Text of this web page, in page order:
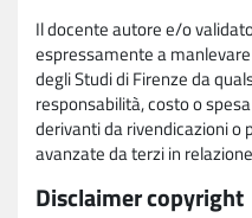
Il docente autore e/o
espressamente a
degli Studi di Firenze da
responsabilità, costo o
derivanti da rivendicazioni o
avanzate da terzi in
Disclaimer copyright